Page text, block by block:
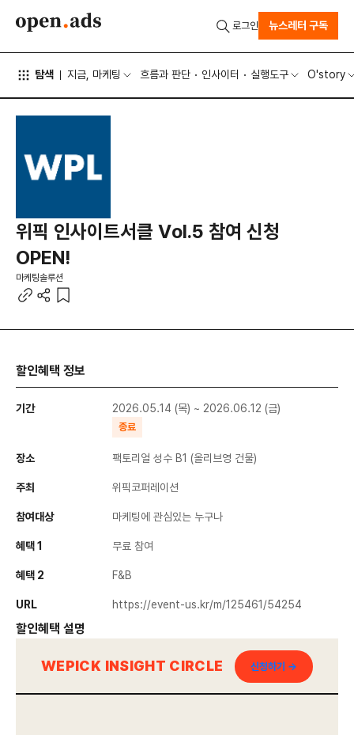
탐색 지금, 마케팅 흐름과 판단 인사이터 실행도구 O'story
로그인 뉴스레터 구독
위픽 인사이트서클 Vol.5 참여 신청
OPEN!
마케팅솔루션
할인혜택 정보
기간 2026.05.14 (목) ~ 2026.06.12 (금)
종료
장소 팩토리얼 성수 B1 (올리브영 건물)
주최 위픽코퍼레이션
참여대상 마케팅에 관심있는 누구나
혜택 1 무료 참여
혜택 2 F&B
URL https://event-us.kr/m/125461/54254
할인혜택 설명
WEPICK INSIGHT CIRCLE 신청하기 →